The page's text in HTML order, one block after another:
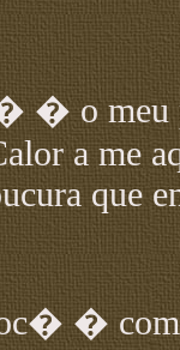
� o meu
a me
que
�